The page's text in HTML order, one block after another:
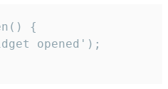
{
opened');